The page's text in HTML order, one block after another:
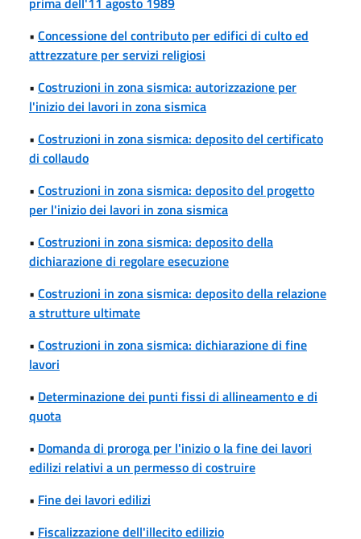
• Concessione del contributo per edifici di culto ed
attrezzature per servizi religiosi
• Costruzioni in zona sismica: autorizzazione per
l'inizio dei lavori in zona sismica
• Costruzioni in zona sismica: deposito del certificato
di collaudo
• Costruzioni in zona sismica: deposito del progetto
per l'inizio dei lavori in zona sismica
• Costruzioni in zona sismica: deposito della
dichiarazione di regolare esecuzione
• Costruzioni in zona sismica: deposito della relazione
a strutture ultimate
• Costruzioni in zona sismica: dichiarazione di fine
lavori
• Determinazione dei punti fissi di allineamento e di
quota
• Domanda di proroga per l'inizio o la fine dei lavori
edilizi relativi a un permesso di costruire
• Fine dei lavori edilizi
• Fiscalizzazione dell'illecito edilizio